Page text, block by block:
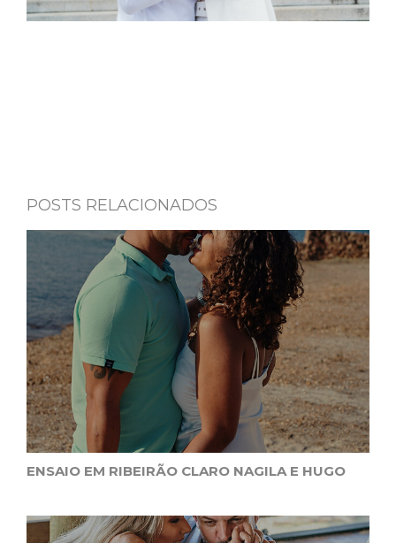
POSTS RELACIONADOS
ENSAIO EM RIBEIRÃO CLARO NAGILA E HUGO